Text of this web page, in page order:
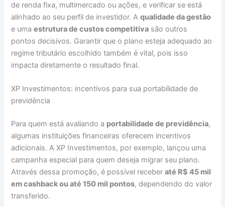
de renda fixa, multimercado ou ações, e verificar se está
alinhado ao seu perfil de investidor. Aqualidade da gestão
e umaestrutura de custos competitiva são outros
pontos decisivos. Garantir que o plano esteja adequado ao
regime tributário escolhido também é vital, pois isso
impacta diretamente o resultado final.
XP Investimentos: incentivos para sua portabilidade de
previdência
Para quem está avaliando a portabilidade de previdência,
algumas instituições financeiras oferecem incentivos
adicionais. A XP Investimentos, por exemplo, lançou uma
campanha especial para quem deseja migrar seu plano.
Através dessa promoção, é possível receberaté R$ 45 mil
em cashback ou até 150 mil pontos, dependendo do valor
transferido.